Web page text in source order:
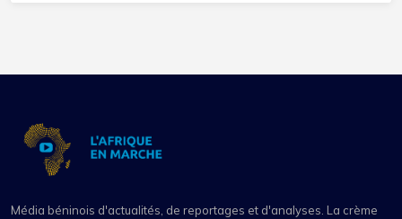
Média béninois d'actualités, de reportages et d'analyses. La crème